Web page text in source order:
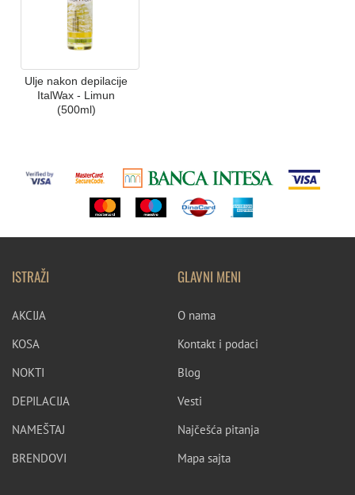
Ulje nakon depilacije
ItalWax - Limun
(500ml)
ISTRAŽI
AKCIJA
KOSA
NOKTI
DEPILACIJA
NAMEŠTAJ
BRENDOVI
GLAVNI MENI
O nama
Kontakt i podaci
Blog
Vesti
Najčešća pitanja
Mapa sajta